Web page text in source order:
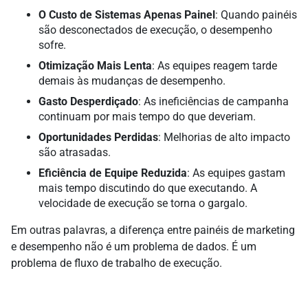
O Custo de Sistemas Apenas Painel : Quando painéis
são desconectados de execução, o desempenho
sofre.
Otimização Mais Lenta: As equipes reagem tarde
demais às mudanças de desempenho.
Gasto Desperdiçado: As ineficiências de campanha
continuam por mais tempo do que deveriam.
Oportunidades Perdidas: Melhorias de alto impacto
são atrasadas.
Eficiência de Equipe Reduzida: As equipes gastam
mais tempo discutindo do que executando. A
velocidade de execução se torna o gargalo.
Em outras palavras, a diferença entre painéis de marketing
e desempenho não é um problema de dados. É um
problema de fluxo de trabalho de execução.